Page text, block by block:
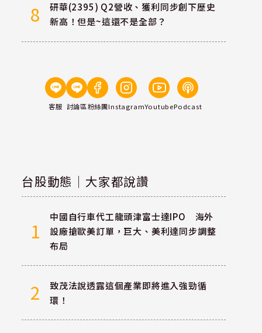
8
研華(2395) Q2營收、獲利同步創下歷史
新高！但是~這還不是全部？
客服 討論區粉絲團InstagramYoutubePodcast
台股動態｜大家都說讚
1
中國自行車代工龍頭津富士達IPO 海外
設廠搶歐美訂單，巨大、美利達同步調整
布局
2
致茂法說透露這個產業即將進入強勁循
環！